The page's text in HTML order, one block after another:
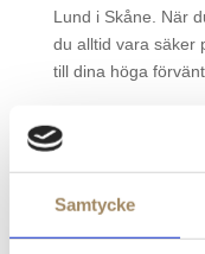
Samtycke
Lund i Skåne. När
du alltid vara säker
till dina höga
Anlita en
utföra
Visst kan man
inte lång